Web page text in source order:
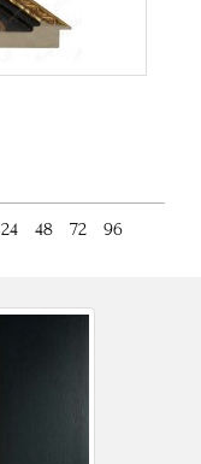
24 48 72 96